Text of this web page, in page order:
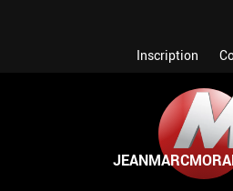
Inscription